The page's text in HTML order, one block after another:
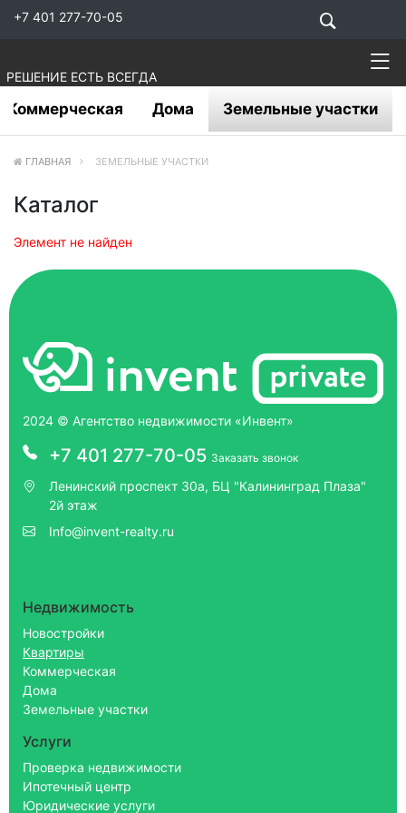
+7 401 277-70-05
РЕШЕНИЕ ЕСТЬ ВСЕГДА
Коммерческая Дома Земельные участки
ГЛАВНАЯ ЗЕМЕЛЬНЫЕ УЧАСТКИ
Каталог
Элемент не найден
2024 © Агентство недвижимости «Инвент»
+7 401 277-70-05 Заказать звонок
Ленинский проспект 30а, БЦ "Калининград Плаза"
2й этаж
Info@invent-realty.ru
Недвижимость
Новостройки
Квартиры
Коммерческая
Дома
Земельные участки
Услуги
Проверка недвижимости
Ипотечный центр
Юридические услуги